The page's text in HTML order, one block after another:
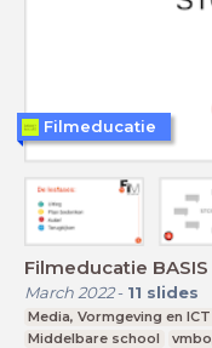
Filmeducatie
March 2022- 11 slides
Media, Vormgeving en ICT
Middelbare school
Filmeducatie